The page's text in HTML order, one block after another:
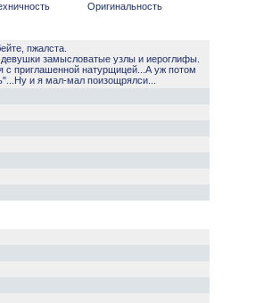
Оригинальность
пжалста.
замысловатые узлы и иероглифы.
с приглашенной натурщицей...А уж потом
и я мал-мал поизощрялси...